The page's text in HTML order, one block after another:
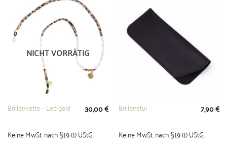
NICHT VORRÄTIG
Brillenkette – Leo gold 30,00€
Keine MwSt. nach §19 (1) UStG.
Brillenetui 7,90€
Keine MwSt. nach §19 (1) UStG.